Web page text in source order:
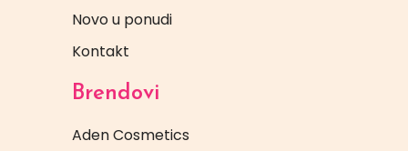
Novo u ponudi
Kontakt
Brendovi
Aden Cosmetics